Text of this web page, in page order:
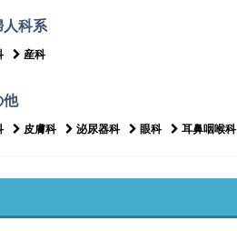
人科系
産科
他
皮膚科 泌尿器科 眼科 耳鼻咽喉科